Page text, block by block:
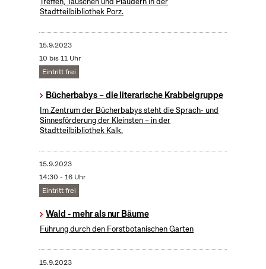
Stadtteilbibliothek Porz.
15.9.2023
10 bis 11 Uhr
Eintritt frei
Bücherbabys – die literarische Krabbelgruppe
Im Zentrum der Bücherbabys steht die Sprach- und
Sinnesförderung der Kleinsten – in der
Stadtteilbibliothek Kalk.
15.9.2023
14:30 - 16 Uhr
Eintritt frei
Wald - mehr als nur Bäume
Führung durch den Forstbotanischen Garten
15.9.2023